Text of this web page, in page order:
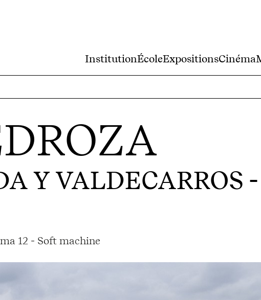
InstitutionÉcoleExpositionsCinéma
Y VALDECARROS
12 - Soft machine